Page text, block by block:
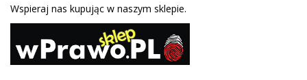
Wspieraj nas kupując w naszym sklepie.